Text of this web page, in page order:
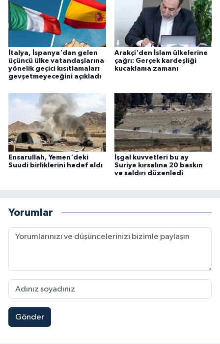
İtalya, İspanya'dan gelen
üçüncü ülke vatandaşlarına
yönelik geçici kısıtlamaları
gevşetmeyeceğini açıkladı
Arakçi'den İslam ülkelerine
çağrı: Gerçek kardeşliği
kucaklama zamanı
Ensarullah, Yemen'deki
Suudi birliklerini hedef aldı
İşgal kuvvetleri bu ay
Suriye kırsalına 20 baskın
ve saldırı düzenledi
Yorumlar
Gönder